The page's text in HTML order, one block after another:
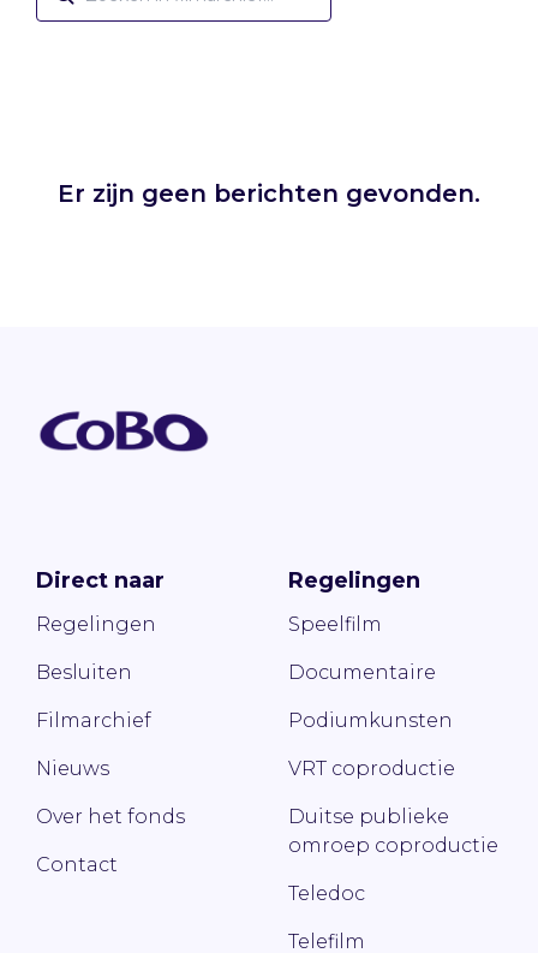
Er zijn geen berichten gevonden.
Direct naar
Regelingen
Besluiten
Filmarchief
Nieuws
Over het fonds
Contact
Regelingen
Speelfilm
Documentaire
Podiumkunsten
VRT coproductie
Duitse publieke
omroep coproductie
Teledoc
Telefilm